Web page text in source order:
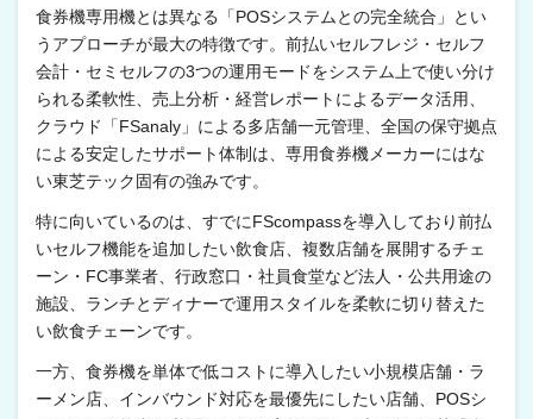
食券機専用機とは異なる「POSシステムとの完全統合」とい
うアプローチが最大の特徴です。前払いセルフレジ・セルフ
会計・セミセルフの3つの運用モードをシステム上で使い分け
られる柔軟性、売上分析・経営レポートによるデータ活用、
クラウド「FSanaly」による多店舗一元管理、全国の保守拠点
による安定したサポート体制は、専用食券機メーカーにはな
い東芝テック固有の強みです。
特に向いているのは、すでにFScompassを導入しており前払
いセルフ機能を追加したい飲食店、複数店舗を展開するチェ
ーン・FC事業者、行政窓口・社員食堂など法人・公共用途の
施設、ランチとディナーで運用スタイルを柔軟に切り替えた
い飲食チェーンです。
一方、食券機を単体で低コストに導入したい小規模店舗・ラ
ーメン店、インバウンド対応を最優先にしたい店舗、POSシ